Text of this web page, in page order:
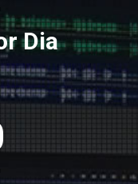
Dia